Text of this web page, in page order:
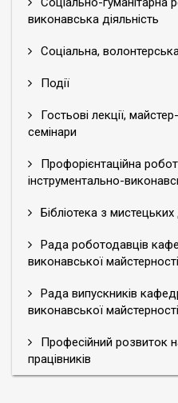
виконавська діяльність
Соціальна,
Події
Гостьові лекції,
семінари
Профорієнтаційна
інструментально-
Бібліотека з
Рада роботодавців
виконавської майстерності
Рада випускників
виконавської майстерності
Професійний розвиток
працівників